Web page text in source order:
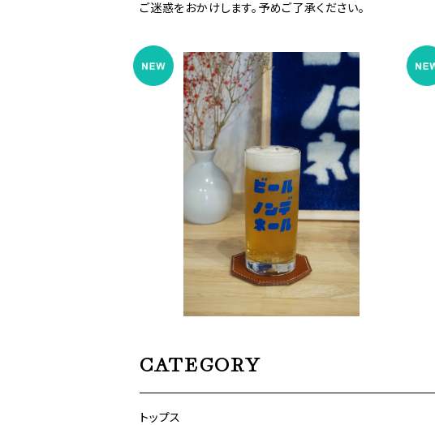
ご迷惑をおかけします。予めご了承ください。
【新入荷】ビアグラス ビールノンデネール 麦
酒 乾杯 酔眠
¥1,850
COMING SOON
CATEGORY
トップス